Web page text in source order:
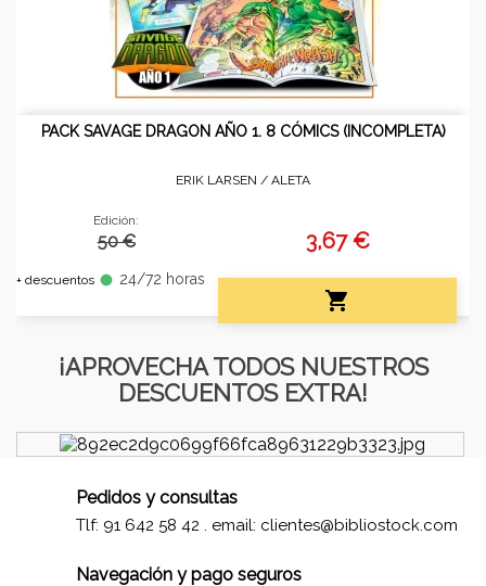
PACK SAVAGE DRAGON AÑO 1. 8 CÓMICS (INCOMPLETA)
ERIK LARSEN / ALETA
Edición:
50 €
+ descuentos fiber_manual_record 24/72 horas
3,67 €

¡APROVECHA TODOS NUESTROS
DESCUENTOS EXTRA!
Pedidos y consultas
Tlf: 91 642 58 42 . email: clientes@bibliostock.com
Navegación y pago seguros